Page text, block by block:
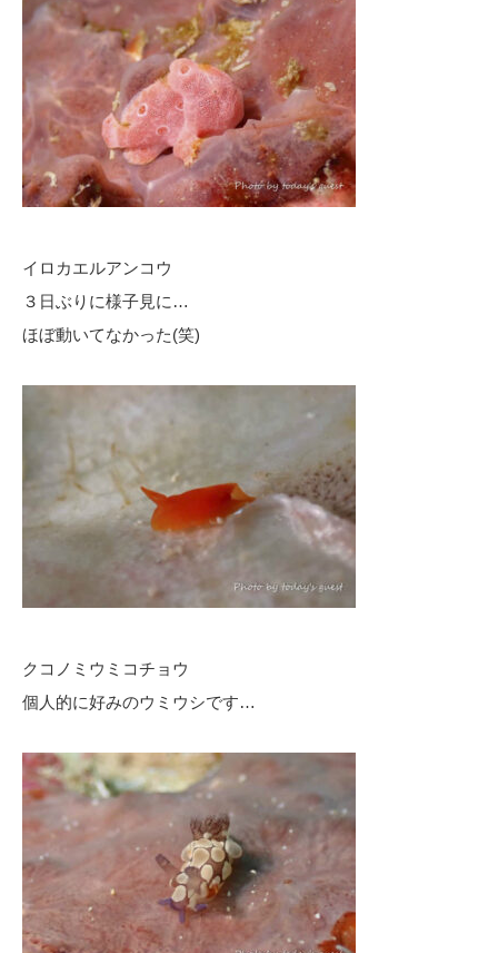
イロカエルアンコウ
３日ぶりに様子見に…
ほぼ動いてなかった(笑)
クコノミウミコチョウ
個人的に好みのウミウシです…